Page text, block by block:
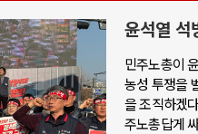
윤석열
민주노총이
농성 투쟁을
을 조직하겠
주노총답게